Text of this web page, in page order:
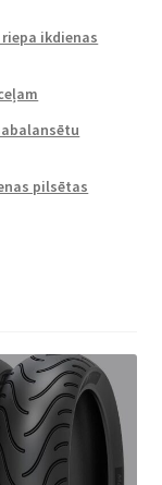
ikdienas
pilsētas